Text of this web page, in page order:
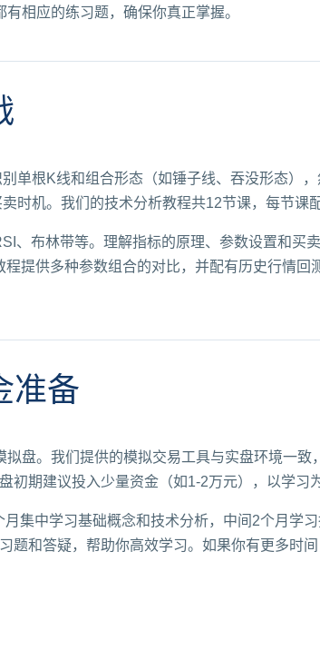
相应的练习题，确保你真正掌握。
单根K线和组合形态（如锤子线、吞没形态）
时机。我们的技术分析教程共12节课，每节课
布林带等。理解指标的原理、参数设置和买
提供多种参数组合的对比，并配有历史行情回
准备
盘。我们提供的模拟交易工具与实盘环境一致
期建议投入少量资金（如1-2万元），以学习
集中学习基础概念和技术分析，中间2个月学
和答疑，帮助你高效学习。如果你有更多时